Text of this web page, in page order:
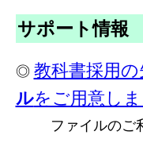
サポート情報
◎ 教科書採用
ルをご用意し
ファイルのご